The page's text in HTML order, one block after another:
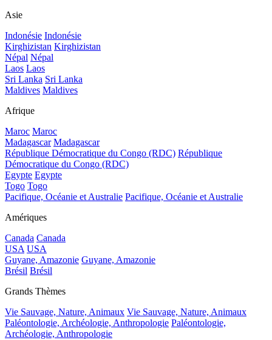
Asie
Indonésie Indonésie
Kirghizistan Kirghizistan
Népal Népal
Laos Laos
Sri Lanka Sri Lanka
Maldives Maldives
Afrique
Maroc Maroc
Madagascar Madagascar
République Démocratique du Congo (RDC) République
Démocratique du Congo (RDC)
Egypte Egypte
Togo Togo
Pacifique, Océanie et Australie Pacifique, Océanie et Australie
Amériques
Canada Canada
USA USA
Guyane, Amazonie Guyane, Amazonie
Brésil Brésil
Grands Thèmes
Vie Sauvage, Nature, Animaux Vie Sauvage, Nature, Animaux
Paléontologie, Archéologie, Anthropologie Paléontologie,
Archéologie, Anthropologie